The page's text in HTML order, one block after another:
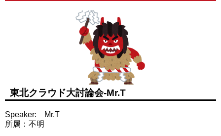
東北クラウド大討論会-Mr.T
Speaker: Mr.T
所属：不明